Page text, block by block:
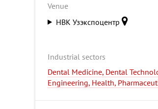
Venue
НВК Узэкспоцентр
Industrial sectors
Dental Medicine, Dental
Engineering, Health,